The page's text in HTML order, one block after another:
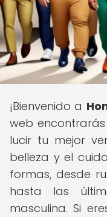
¡Bienvenido a
web
lucir tu mejor
belleza y el
formas, desde
hasta las
masculina. Si